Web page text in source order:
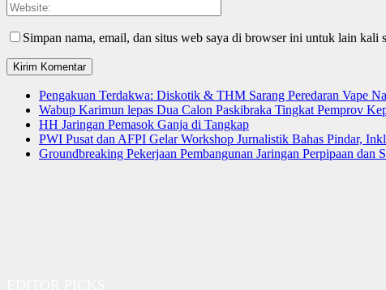
Simpan nama, email, dan situs web saya di browser ini untuk lain kali
Pengakuan Terdakwa: Diskotik & THM Sarang Peredaran Vape
Wabup Karimun lepas Dua Calon Paskibraka Tingkat Pemprov
HH Jaringan Pemasok Ganja di Tangkap
PWI Pusat dan AFPI Gelar Workshop Jurnalistik Bahas Pindar,
Groundbreaking Pekerjaan Pembangunan Jaringan Perpipaan dan